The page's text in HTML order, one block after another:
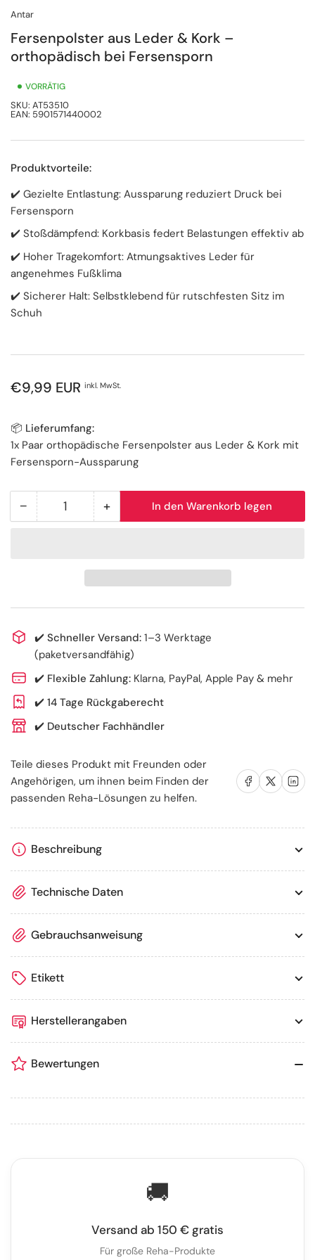
Antar
Fersenpolster aus Leder & Kork –
orthopädisch bei Fersensporn
VORRÄTIG
SKU: AT53510
EAN: 5901571440002
Produktvorteile:
✔️ Gezielte Entlastung: Aussparung reduziert Druck bei
Fersensporn
✔️ Stoßdämpfend: Korkbasis federt Belastungen effektiv ab
✔️ Hoher Tragekomfort: Atmungsaktives Leder für
angenehmes Fußklima
✔️ Sicherer Halt: Selbstklebend für rutschfesten Sitz im
Schuh
Normaler
€9,99 EUR inkl. MwSt.
📦 Lieferumfang:
1x Paar orthopädische Fersenpolster aus Leder & Kork mit
Fersensporn-Aussparung
− Menge
Kork
orthopädisch
bei
Fersensporn
Anzahl +Menge
Kork
–
orthopädisch
bei
Fersensporn
In den Warenkorb legen
✔️ Schneller Versand: 1–3 Werktage
(paketversandfähig)
✔️ Flexible Zahlung: Klarna, PayPal, Apple Pay & mehr
✔️ 14 Tage Rückgaberecht
✔️ Deutscher Fachhändler
Teile dieses Produkt mit Freunden oder
Angehörigen, um ihnen beim Finden der
passenden Reha-Lösungen zu helfen.
Auf Facebook teilenAuf X teilenAuf LinkedIn
Beschreibung
Technische Daten
Gebrauchsanweisung
Etikett
Herstellerangaben
Bewertungen
🚚
Versand ab 150 € gratis
Für große Reha-Produkte